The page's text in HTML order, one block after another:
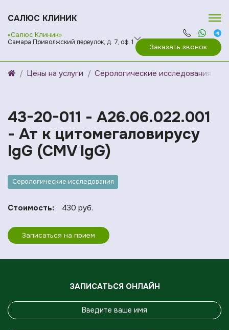
САЛЮС КЛИНИК
«Салюс Клиник»
Самара Приволжский переулок, д. 7, оф. 1
Заказать звонок
Цены на услуги Серологические исследования
43-20-011 - A26.06.022.001
- Ат к цитомегаловирусу
IgG (CMV IgG)
Серологические исследования
Стоимость: 430 руб.
Записаться на прием
ЗАПИСАТЬСЯ ОНЛАЙН